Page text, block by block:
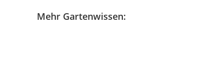
Mehr Gartenwissen: